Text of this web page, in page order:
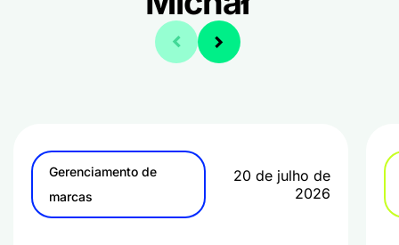
Gerenciamento de
marcas
20 de julho de
2026